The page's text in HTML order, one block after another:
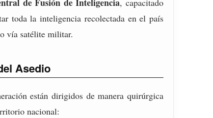
, capacitado
toda la inteligencia recolectada en el país
vía satélite militar.
Asedio
están dirigidos de manera quirúrgica
nacional: